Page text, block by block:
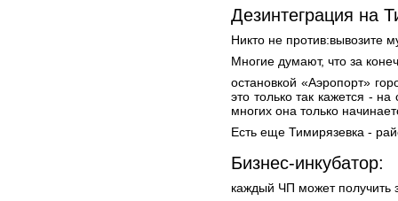
Дезинтеграция на
Никто не против:вывозите
Многие думают, что за
остановкой «Аэропорт»
это только так кажется -
многих она только
Есть еще Тимирязевка -
Бизнес-инкубатор:
каждый ЧП может получить